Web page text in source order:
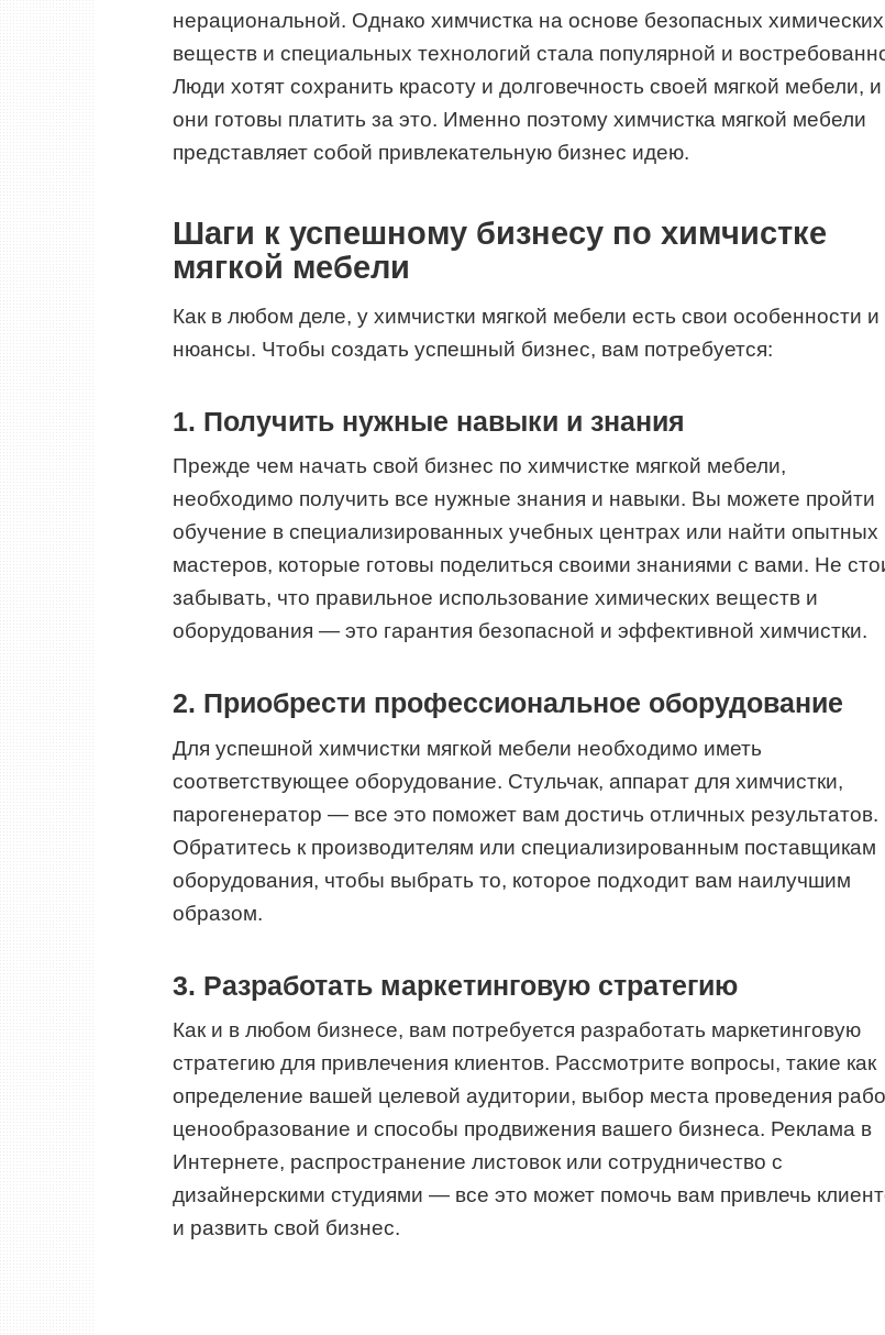
нерациональной. Однако химчистка на основе безопасных химических
веществ и специальных технологий стала популярной и
Люди хотят сохранить красоту и долговечность своей мягкой мебели, и
они готовы платить за это. Именно поэтому химчистка мягкой мебели
представляет собой привлекательную бизнес идею.
Шаги к успешному бизнесу по химчистке
мягкой мебели
Как в любом деле, у химчистки мягкой мебели есть свои особенности и
нюансы. Чтобы создать успешный бизнес, вам потребуется:
1. Получить нужные навыки и знания
Прежде чем начать свой бизнес по химчистке мягкой мебели,
необходимо получить все нужные знания и навыки. Вы можете пройти
обучение в специализированных учебных центрах или найти опытных
мастеров, которые готовы поделиться своими знаниями с вами. Не
забывать, что правильное использование химических веществ и
оборудования — это гарантия безопасной и эффективной химчистки.
2. Приобрести профессиональное оборудование
Для успешной химчистки мягкой мебели необходимо иметь
соответствующее оборудование. Стульчак, аппарат для химчистки,
парогенератор — все это поможет вам достичь отличных результатов.
Обратитесь к производителям или специализированным поставщикам
оборудования, чтобы выбрать то, которое подходит вам наилучшим
образом.
3. Разработать маркетинговую стратегию
Как и в любом бизнесе, вам потребуется разработать маркетинговую
стратегию для привлечения клиентов. Рассмотрите вопросы, такие как
определение вашей целевой аудитории, выбор места проведения
ценообразование и способы продвижения вашего бизнеса. Реклама в
Интернете, распространение листовок или сотрудничество с
дизайнерскими студиями — все это может помочь вам привлечь
и развить свой бизнес.